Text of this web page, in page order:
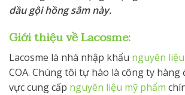
dầu gội hồng sâm này.
Giới thiệu về Lacosme:
Lacosme là nhà nhập khẩu nguyên
COA. Chúng tôi tự hào là công ty
vực cung cấp nguyên liệu mỹ phẩm